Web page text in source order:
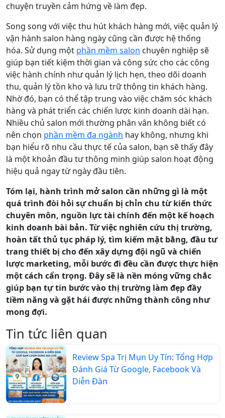
chuyện truyền cảm hứng về làm đẹp.
Song song với việc thu hút khách hàng mới, việc quản lý
vận hành salon hàng ngày cũng cần được hệ thống
hóa. Sử dụng một phần mềm salon chuyên nghiệp sẽ
giúp bạn tiết kiệm thời gian và công sức cho các công
việc hành chính như quản lý lịch hẹn, theo dõi doanh
thu, quản lý tồn kho và lưu trữ thông tin khách hàng.
Nhờ đó, bạn có thể tập trung vào việc chăm sóc khách
hàng và phát triển các chiến lược kinh doanh dài hạn.
Nhiều chủ salon mới thường phân vân không biết có
nên chọn phần mềm đa ngành hay không, nhưng khi
bạn hiểu rõ nhu cầu thực tế của salon, bạn sẽ thấy đây
là một khoản đầu tư thông minh giúp salon hoạt động
hiệu quả ngay từ ngày đầu tiên.
Tóm lại, hành trình mở salon cần những gì là một
quá trình đòi hỏi sự chuẩn bị chỉn chu từ kiến thức
chuyên môn, nguồn lực tài chính đến một kế hoạch
kinh doanh bài bản. Từ việc nghiên cứu thị trường,
hoàn tất thủ tục pháp lý, tìm kiếm mặt bằng, đầu tư
trang thiết bị cho đến xây dựng đội ngũ và chiến
lược marketing, mỗi bước đi đều cần được thực hiện
một cách cẩn trọng. Đây sẽ là nền móng vững chắc
giúp bạn tự tin bước vào thị trường làm đẹp đầy
tiềm năng và gặt hái được những thành công như
mong đợi.
Tin tức liên quan
Review Spa Trị Mụn Uy Tín: Tổng Hợp
Đánh Giá Từ Google, Facebook Và
Diễn Đàn